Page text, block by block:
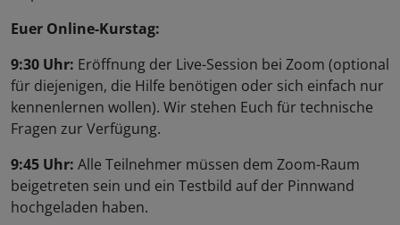
Euer Online-Kurstag:
9:30 Uhr: Eröffnung der Live-Session bei Zoom (optional
für diejenigen, die Hilfe benötigen oder sich einfach nur
kennenlernen wollen). Wir stehen Euch für technische
Fragen zur Verfügung.
9:45 Uhr: Alle Teilnehmer müssen dem Zoom-Raum
beigetreten sein und ein Testbild auf der Pinnwand
hochgeladen haben.